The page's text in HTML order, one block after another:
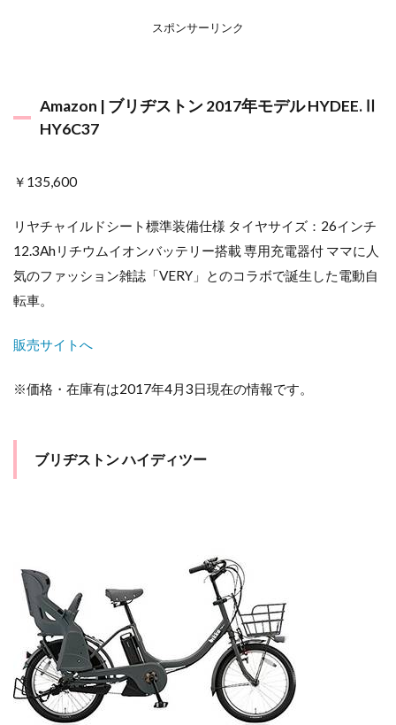
スポンサーリンク
Amazon | ブリヂストン 2017年モデル HYDEE.Ⅱ
HY6C37
￥135,600
リヤチャイルドシート標準装備仕様 タイヤサイズ：26インチ
12.3Ahリチウムイオンバッテリー搭載 専用充電器付 ママに人
気のファッション雑誌「VERY」とのコラボで誕生した電動自
転車。
販売サイトへ
※価格・在庫有は2017年4月3日現在の情報です。
ブリヂストン ハイディツー